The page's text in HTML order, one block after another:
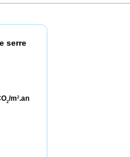
serre
2/m2.an